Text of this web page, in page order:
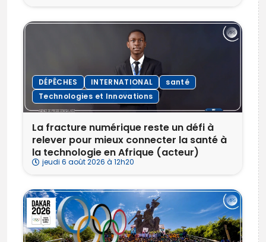
DÉPÊCHES INTERNATIONAL
santé
Technologies et Innovations
La fracture numérique reste un défi à
relever pour mieux connecter la santé à
la technologie en Afrique (acteur)
jeudi 6 août 2026 à 12h20